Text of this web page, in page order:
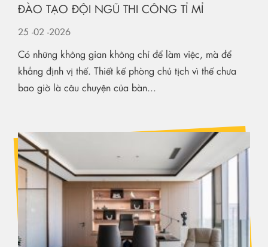
ĐÀO TẠO ĐỘI NGŨ THI CÔNG TỈ MỈ
25 -02 -2026
Có những không gian không chỉ để làm việc, mà để
khẳng định vị thế. Thiết kế phòng chủ tịch vì thế chưa
bao giờ là câu chuyện của bàn...